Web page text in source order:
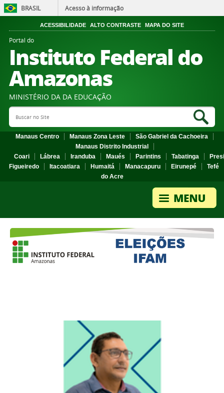
BRASIL Acesso à informação
ACESSIBILIDADE ALTO CONTRASTE MAPA DO SITE
Portal do
Instituto Federal do
Amazonas
MINISTÉRIO DA DA EDUCAÇÃO
Search Site
Manaus Centro Manaus Zona Leste
São Gabriel da Cachoeira
Manaus Distrito Industrial
Coari
Lábrea Iranduba Maués Parintins Tabatinga
Figueiredo
Itacoatiara Humaitá Manacapuru Eirunepé
Tefé
do Acre